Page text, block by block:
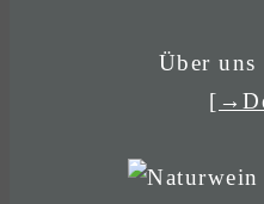
Über